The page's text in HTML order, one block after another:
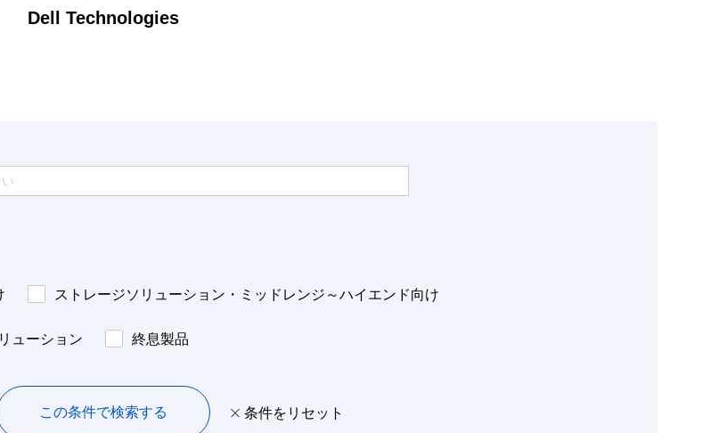
Dell Technologies
ストレージソリューション・ミッドレンジ～ハイエンド向け
ューション 終息製品
この条件で検索する 条件をリセット